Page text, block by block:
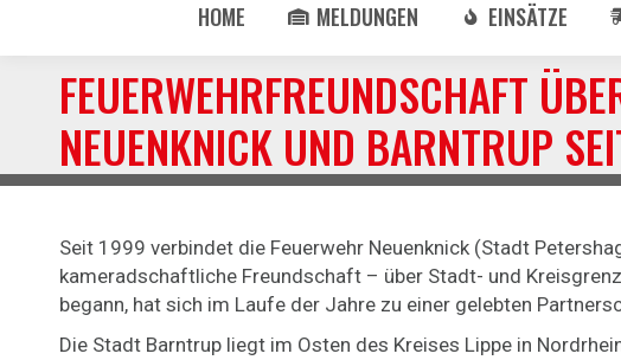
HOME MELDUNGEN EINSÄTZE
FEUERWEHRFREUNDSCHAFT
NEUENKNICK UND BARNTRUP
Seit 1999 verbindet die Feuerwehr Neuenknick (Stadt
kameradschaftliche Freundschaft – über Stadt- und
begann, hat sich im Laufe der Jahre zu einer gelebten
Die Stadt Barntrup liegt im Osten des Kreises Lippe in